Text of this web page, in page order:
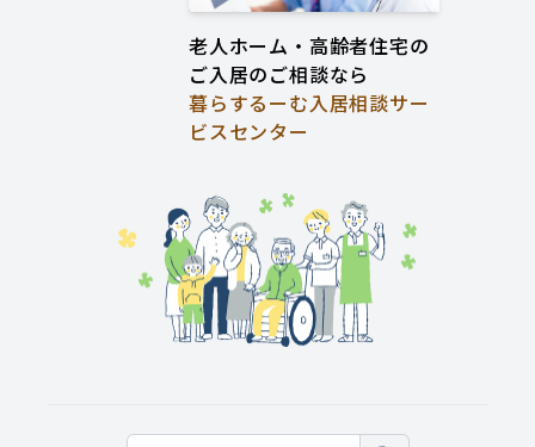
老人ホーム・高齢者住宅の
ご入居のご相談なら
暮らするーむ入居相談サー
ビスセンター